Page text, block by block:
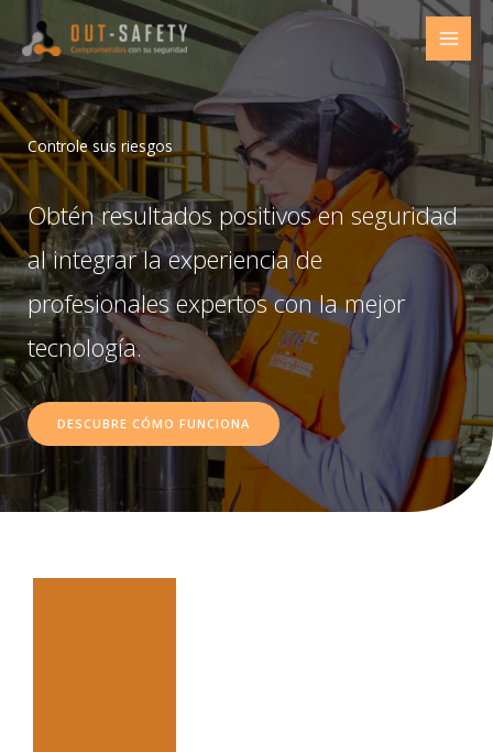
al
contenido
Controle sus riesgos
Obtén resultados positivos en seguridad
al integrar la experiencia de
profesionales expertos con la mejor
tecnología.
DESCUBRE CÓMO FUNCIONA